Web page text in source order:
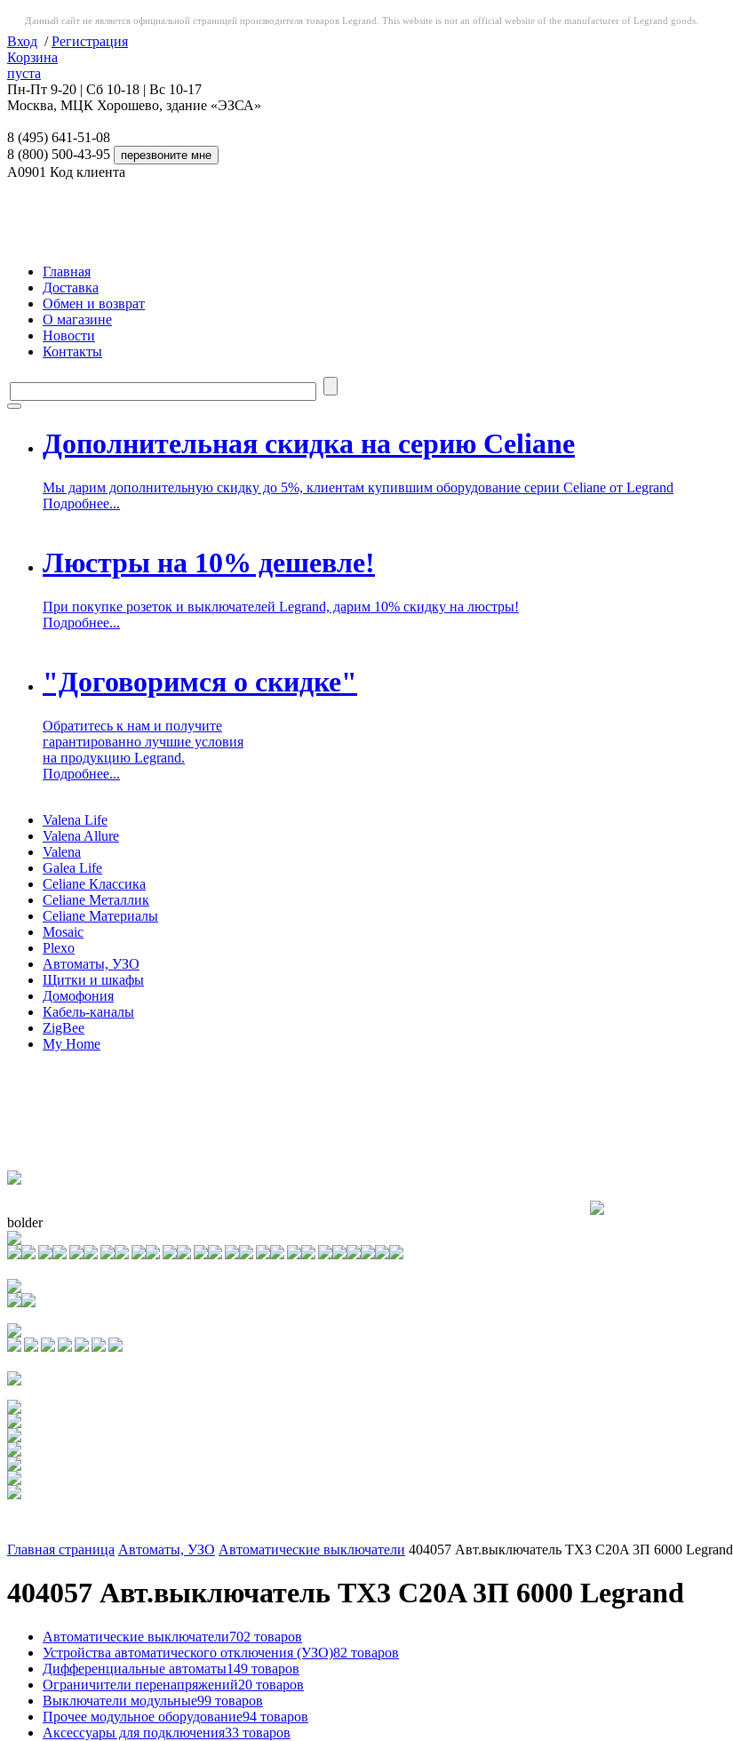
Данный сайт не является официальной страницей производителя товаров Legrand. This website is not an official website of the manufacturer of Legrand goods.
Вход /Регистрация
Корзина
пуста
Пн-Пт 9-20 | Сб 10-18 | Вс 10-17
Москва, МЦК Хорошево, здание «ЭЗСА»
8 (495) 641-51-08
8 (800) 500-43-95
A0901 Код клиента
Главная
Доставка
Обмен и возврат
О магазине
Новости
Контакты
Дополнительная скидка на серию Celiane
Мы дарим дополнительную скидку до 5%, клиентам купившим оборудование серии Celiane от Legrand
Подробнее...
Люстры на 10% дешевле!
При покупке розеток и выключателей Legrand, дарим 10% скидку на люстры!
Подробнее...
"Договоримся о скидке"
Обратитесь к нам и получите
гарантированно лучшие условия
на продукцию Legrand.
Подробнее...
Valena Life
Valena Allure
Valena
Galea Life
Celiane Классика
Celiane Металлик
Celiane Материалы
Mosaic
Plexo
Автоматы, УЗО
Щитки и шкафы
Домофония
Кабель-каналы
ZigBee
My Home
bolder
Главная страница Автоматы, УЗО Автоматические выключатели 404057 Авт.выключатель TX3 C20A 3П 6000 Legrand
404057 Авт.выключатель TX3 C20A 3П 6000 Legrand
Автоматические выключатели702 товаров
Устройства автоматического отключения (УЗО)82 товаров
Дифференциальные автоматы149 товаров
Ограничители перенапряжений20 товаров
Выключатели модульные99 товаров
Прочее модульное оборудование94 товаров
Аксессуары для подключения33 товаров